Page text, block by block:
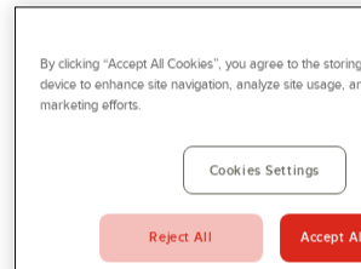
Bli kund
Serviceverkstad
By clicking “Accept All Cookies”, you agree to the
device to enhance site navigation, analyze site usage,
marketing efforts.
Cookies Settings
Reject All Accept